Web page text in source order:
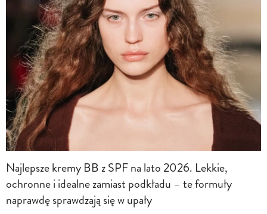
Najlepsze kremy BB z SPF na lato 2026. Lekkie,
ochronne i idealne zamiast podkładu – te formuły
naprawdę sprawdzają się w upały